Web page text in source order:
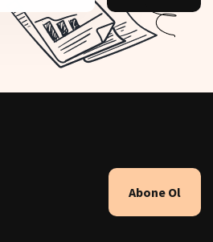
Abone Ol